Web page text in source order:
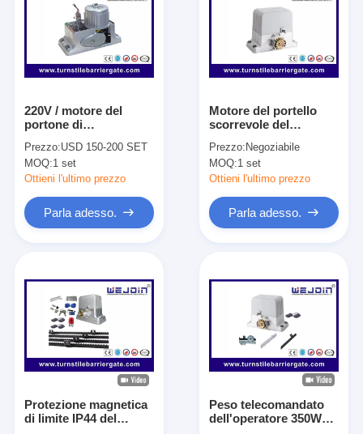
220V / motore del
portone di
110V con 5
commutatori di limite
rotatori meccanici
Prezzo:USD 150-200 SET
MOQ:1 set
Ottieni l'ultimo prezzo
Parla adesso.
Motore del portello
scorrevole del
controllo di CA con la
cremagliera
dell'ingranaggio
Prezzo: Negoziabile
MOQ:1 set
Ottieni l'ultimo prezzo
Parla adesso.
Protezione magnetica
di limite IP44 del
Peso telecomandato
dell'operatore 350W